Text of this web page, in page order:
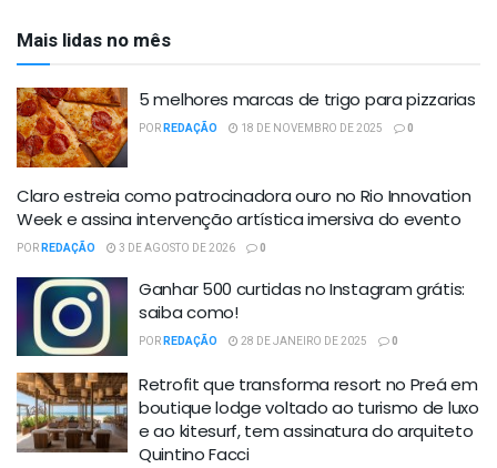
Mais lidas no mês
5 melhores marcas de trigo para pizzarias
PORREDAÇÃO 18 DE NOVEMBRO DE 2025 0
Claro estreia como patrocinadora ouro no Rio Innovation
Week e assina intervenção artística imersiva do evento
PORREDAÇÃO 3 DE AGOSTO DE 2026 0
Ganhar 500 curtidas no Instagram grátis:
saiba como!
PORREDAÇÃO 28 DE JANEIRO DE 2025 0
Retrofit que transforma resort no Preá em
boutique lodge voltado ao turismo de luxo
e ao kitesurf, tem assinatura do arquiteto
Quintino Facci